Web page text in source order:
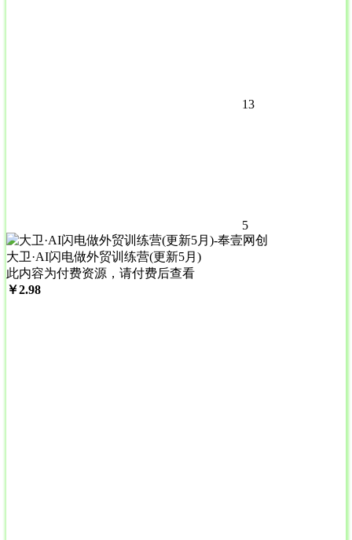
13
5
大卫·AI闪电做外贸训练营(更新5月)
此内容为付费资源，请付费后查看
￥2.98